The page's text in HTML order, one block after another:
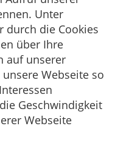
Unter
durch die Cookies
über Ihre
auf unserer
Webseite so
Geschwindigkeit
Webseite